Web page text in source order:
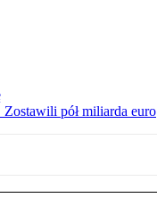
pół miliarda euro